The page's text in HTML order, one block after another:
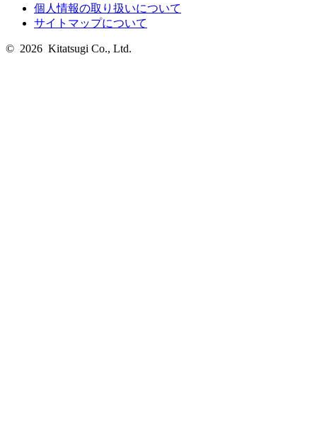
個人情報の取り扱いについて
サイトマップについて
© 2026 Kitatsugi Co., Ltd.